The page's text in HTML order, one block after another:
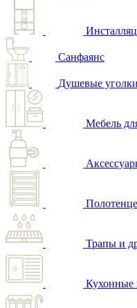
Санфаянс
Душевые
Мебель
Трапы и
Кухонные